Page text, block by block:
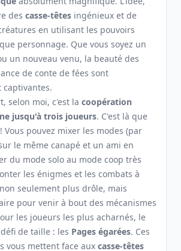
des casse-têtes ingénieux et de
en utilisant les pouvoirs
personnage. Que vous soyez un
un nouveau venu, la beauté des
de conte de fées sont
selon moi, c'est la coopération
jusqu'à trois joueurs. C'est là que
Vous pouvez mixer les modes (par
le même canapé et un ami en
du mode solo au mode coop très
les énigmes et les combats à
seulement plus drôle, mais
pour venir à bout des mécanismes
les joueurs les plus acharnés, le
de taille : les Pages égarées. Ces
vous mettent face aux casse-têtes